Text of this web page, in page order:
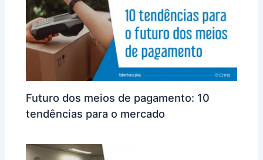
Futuro dos meios de pagamento: 10
tendências para o mercado